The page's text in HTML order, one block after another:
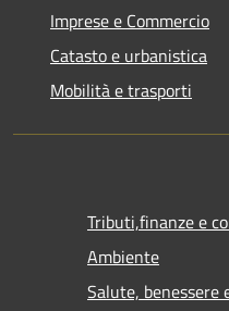
Imprese e Commercio
Catasto e urbanistica
Mobilità e trasporti
Tributi,finanze e
Ambiente
Salute, benessere